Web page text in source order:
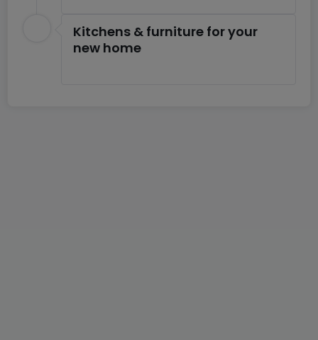
- Ascenseur
- Climatisation
Kitchens & furniture for your
new home